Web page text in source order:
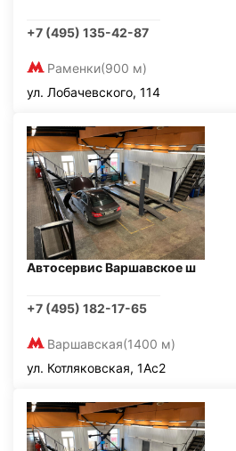
+7 (495) 135-42-87
Раменки(900 м)
ул. Лобачевского, 114
Автосервис Варшавское ш
+7 (495) 182-17-65
Варшавская(1400 м)
ул. Котляковская, 1Ас2